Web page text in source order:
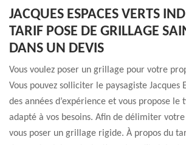
JACQUES ESPACES VERTS
TARIF POSE DE GRILLAGE
DANS UN DEVIS
Vous voulez poser un grillage pour votre
Vous pouvez solliciter le paysagiste Jacques
des années d’expérience et vous propose le
adapté à vos besoins. Afin de délimiter
vous poser un grillage rigide. À propos du